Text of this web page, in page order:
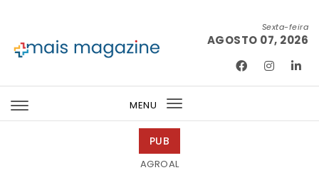
Sexta-feira
AGOSTO 07, 2026
MENU
Toggle
PUB
Barmat